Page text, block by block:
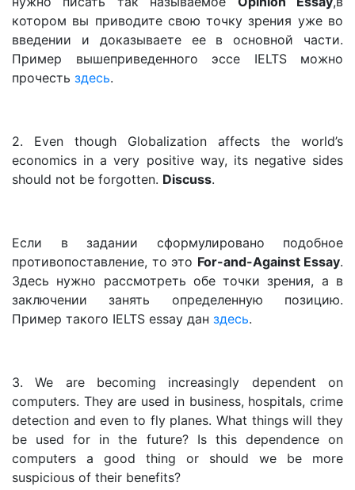
котором вы приводите свою точку зрения уже во
введении и доказываете ее в основной части.
Пример вышеприведенного эссе IELTS можно
прочесть здесь.
2. Even though Globalization affects the world’s
economics in a very positive way, its negative sides
should not be forgotten. Discuss.
Если в задании сформулировано подобное
противопоставление, то это For-and-Against Essay.
Здесь нужно рассмотреть обе точки зрения, а в
заключении занять определенную позицию.
Пример такого IELTS essay дан здесь.
3. We are becoming increasingly dependent on
computers. They are used in business, hospitals, crime
detection and even to fly planes. What things will they
be used for in the future? Is this dependence on
computers a good thing or should we be more
suspicious of their benefits?